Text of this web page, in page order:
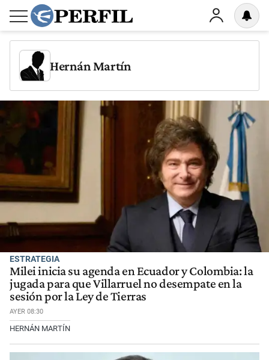
Hernán Martín
ESTRATEGIA
Milei inicia su agenda en Ecuador y Colombia: la
jugada para que Villarruel no desempate en la
sesión por la Ley de Tierras
AYER 08:30
HERNÁN MARTÍN